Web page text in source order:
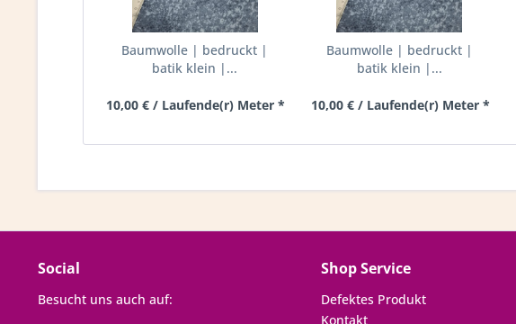
Baumwolle | bedruckt |
batik klein |...
10,00 € / Laufende(r) Meter *
Baumwolle | bedruckt |
batik klein |...
10,00 € / Laufende(r) Meter *
Social
Besucht uns auch auf:
Shop Service
Defektes Produkt
Kontakt